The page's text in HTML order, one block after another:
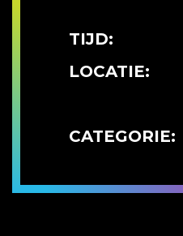
TIJD:
LOCATIE:
CATEGORIE: